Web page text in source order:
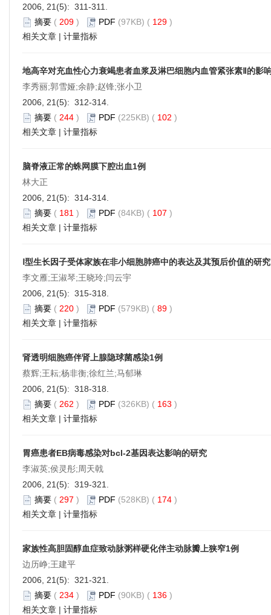
2006, 21(5): 311-311.
摘要 ( 209 ) PDF (97KB) ( 129 )
相关文章 | 计量指标
地高辛对充血性心力衰竭患者血浆及淋巴细胞内血管紧张素Ⅱ的影
李秀丽;郭雪娅;余静;赵锋;张小卫
2006, 21(5): 312-314.
摘要 ( 244 ) PDF (225KB) ( 102 )
相关文章 | 计量指标
脑脊液正常的蛛网膜下腔出血1例
林大正
2006, 21(5): 314-314.
摘要 ( 181 ) PDF (84KB) ( 107 )
相关文章 | 计量指标
Ⅰ型生长因子受体家族在非小细胞肺癌中的表达及其预后价值的研究
李文雁;王淑琴;王晓玲;闫云宇
2006, 21(5): 315-318.
摘要 ( 220 ) PDF (579KB) ( 89 )
相关文章 | 计量指标
肾透明细胞癌伴肾上腺隐球菌感染1例
蔡辉;王耘;杨非衡;徐红兰;马郁琳
2006, 21(5): 318-318.
摘要 ( 262 ) PDF (326KB) ( 163 )
相关文章 | 计量指标
胃癌患者EB病毒感染对bcl-2基因表达影响的研究
李淑英;侯灵彤;周天戟
2006, 21(5): 319-321.
摘要 ( 297 ) PDF (528KB) ( 174 )
相关文章 | 计量指标
家族性高胆固醇血症致动脉粥样硬化伴主动脉瓣上狭窄1例
边历峥;王建平
2006, 21(5): 321-321.
摘要 ( 234 ) PDF (90KB) ( 136 )
相关文章 | 计量指标